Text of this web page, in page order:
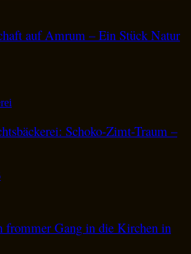
auf Amrum – Ein Stück Natur
Schoko-Zimt-Traum –
Gang in die Kirchen in